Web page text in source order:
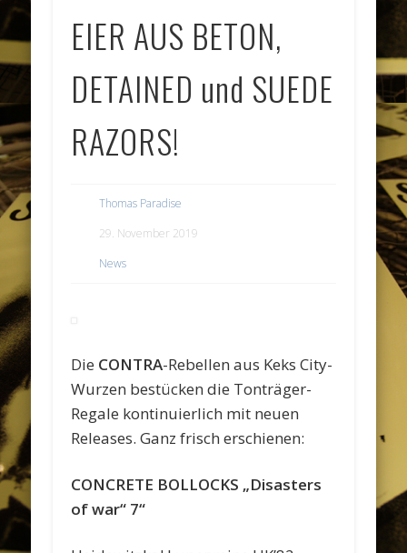
EIER AUS BETON,
DETAINED und SUEDE
RAZORS!
Thomas Paradise
29. November 2019
News
Die CONTRA-Rebellen aus Keks City-
Wurzen bestücken die Tonträger-
Regale kontinuierlich mit neuen
Releases. Ganz frisch erschienen:
CONCRETE BOLLOCKS „Disasters
of war“ 7“